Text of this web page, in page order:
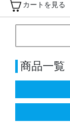
カートを見る
商品一覧